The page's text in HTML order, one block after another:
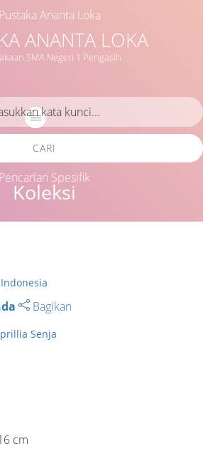
ANANTA LOKA
SMA Negeri 1 Pengasih
Koleksi
CARI
Pencarian Spesifik
Bagikan
Senja
cm